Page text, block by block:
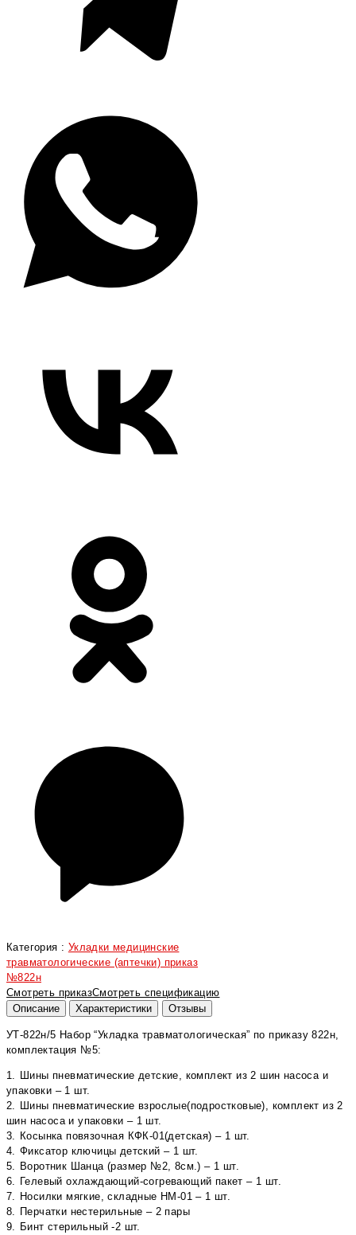
Категория : Укладки медицинские
травматологические (аптечки) приказ
№822н
Смотреть приказСмотреть спецификацию
Описание
Характеристики Отзывы
УТ-822н/5 Набор “Укладка травматологическая” по приказу 822н,
комплектация №5:
1.⁠ ⁠Шины пневматические детские, комплект из 2 шин насоса и
упаковки – 1 шт.
2.⁠ ⁠Шины пневматические взрослые(подростковые), комплект из 2
шин насоса и упаковки – 1 шт.
3.⁠ ⁠Косынка повязочная КФК-01(детская) – 1 шт.
4.⁠ ⁠Фиксатор ключицы детский – 1 шт.
5.⁠ ⁠Воротник Шанца (размер №2, 8см.) – 1 шт.
6.⁠ ⁠Гелевый охлаждающий-согревающий пакет – 1 шт.
7.⁠ ⁠Носилки мягкие, складные НМ-01 – 1 шт.
8.⁠ ⁠Перчатки нестерильные – 2 пары
9.⁠ ⁠Бинт стерильный -2 шт.